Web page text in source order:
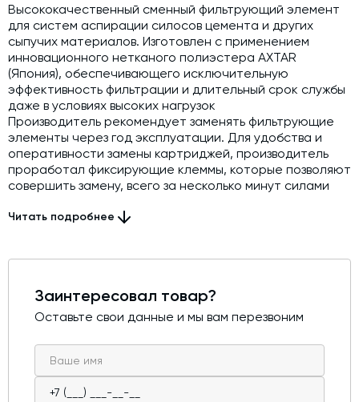
Проектирование технологических линий,промышленных
зданий и сооружений
Высококачественный сменный фильтрующий элемент
для систем аспирации силосов цемента и других
сыпучих материалов. Изготовлен с применением
инновационного нетканого полиэстера AXTAR
(Япония), обеспечивающего исключительную
эффективность фильтрации и длительный срок службы
даже в условиях высоких нагрузок
Производитель рекомендует заменять фильтрующие
элементы через год эксплуатации. Для удобства и
оперативности замены картриджей, производитель
проработал фиксирующие клеммы, которые позволяют
совершить замену, всего за несколько минут силами
инструментов.
Высокая пылеёмкость — многослойная структура
поглощающую способность
Устойчивость к влаге — материал сохраняет свойства
Стойкость к химическим воздействиям — инертен к
цементной пыли и другим сыпучим материалам
Легкость обслуживания — возможность продувки
сжатым воздухом для регенерации
Читать подробнее
Заинтересовал товар?
Оставьте свои данные и мы вам перезвоним